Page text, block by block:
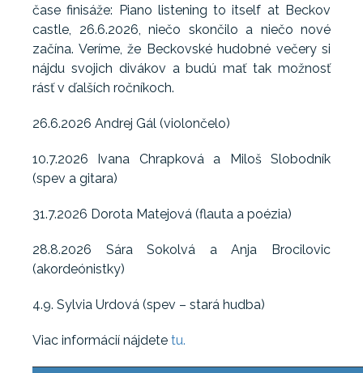
čase finisáže: Piano listening to itself at Beckov
castle, 26.6.2026, niečo skončilo a niečo nové
začína. Veríme, že Beckovské hudobné večery si
nájdu svojich divákov a budú mať tak možnosť
rásť v ďalších ročníkoch.
26.6.2026 Andrej Gál (violončelo)
10.7.2026 Ivana Chrapková a Miloš Slobodník
(spev a gitara)
31.7.2026 Dorota Matejová (flauta a poézia)
28.8.2026 Sára Sokolvá a Anja Brocilovic
(akordeónistky)
4.9. Sylvia Urdová (spev – stará hudba)
Viac informácií nájdete tu.